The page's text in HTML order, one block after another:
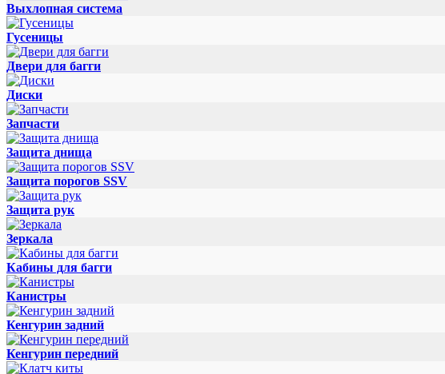
Выхлопная система
Гусеницы
Двери для багги
Диски
Запчасти
Защита днища
Защита порогов SSV
Защита рук
Зеркала
Кабины для багги
Канистры
Кенгурин задний
Кенгурин передний